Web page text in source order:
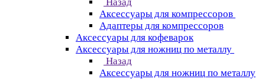
Аксессуары для компрессоров
Адаптеры для компрессоров
Аксессуары для кофеварок
Аксессуары для ножниц по металлу
Назад
Аксессуары для ножниц по металлу